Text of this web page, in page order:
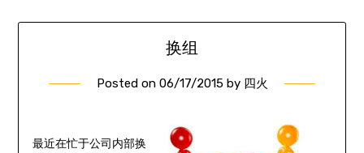
换组
Posted on 06/17/2015by 四火
最近在忙于公司内部换